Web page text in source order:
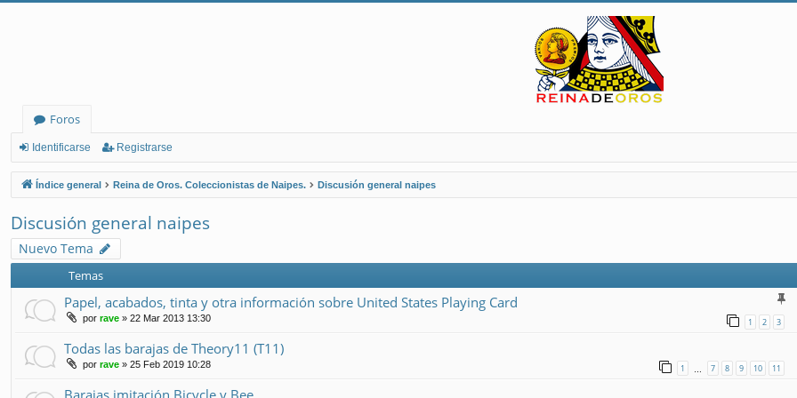
Foros
Identificarse Registrarse
Índice general Reina de Oros. Coleccionistas de Naipes. Discusión general naipes
Discusión general naipes
Nuevo Tema
Temas
Papel, acabados, tinta y otra información sobre United States Playing Card
por rave » 22 Mar 2013 13:30 1 2 3
Todas las barajas de Theory11 (T11)
por rave » 25 Feb 2019 10:28 1 … 7 8 9 10 11